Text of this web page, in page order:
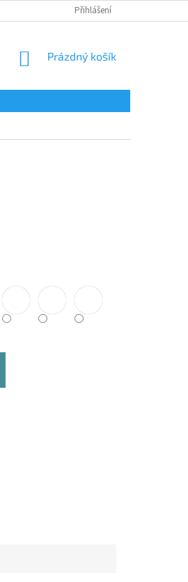
Přihlášení
NÁKUPNÍ
Prázdný košík